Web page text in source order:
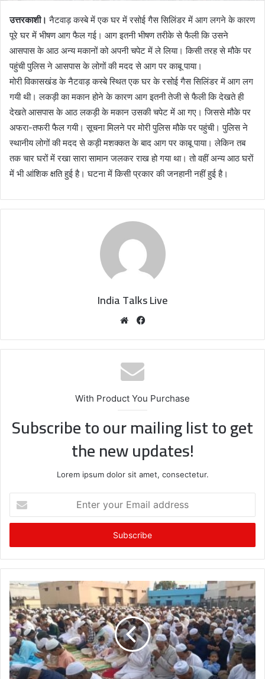
उत्तरकाशी। नैटवाड़ कस्बे में एक घर में रसोई गैस सिलिंडर में आग लगने के कारण
पूरे घर में भीषण आग फैल गई। आग इतनी भीषण तरीके से फैली कि उसने
आसपास के आठ अन्य मकानों को अपनी चपेट में ले लिया। किसी तरह से मौके पर
पहुंची पुलिस ने आसपास के लोगों की मदद से आग पर काबू पाया।
मोरी विकासखंड के नैटवाड़ कस्बे स्थित एक घर के रसोई गैस सिलिंडर में आग लग
गयी थी। लकड़ी का मकान होने के कारण आग इतनी तेजी से फैली कि देखते ही
देखते आसपास के आठ लकड़ी के मकान उसकी चपेट में आ गए। जिससे मौके पर
अफरा-तफरी फैल गयी। सूचना मिलने पर मोरी पुलिस मौके पर पहुंची। पुलिस ने
स्थानीय लोगों की मदद से कड़ी मशक्कत के बाद आग पर काबू पाया। लेकिन तब
तक चार घरों में रखा सारा सामान जलकर राख हो गया था। तो वहीं अन्य आठ घरों
में भी आंशिक क्षति हुई है। घटना में किसी प्रकार की जनहानी नहीं हुई है।
India Talks Live
We
te
bo
With Product You Purchase
Subscribe to our mailing list to get
the new updates!
Lorem ipsum dolor sit amet, consectetur.
t
r
y
u
r
E
m
a
i
l
a